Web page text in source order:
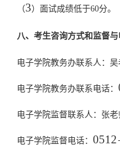
（3）面试成绩低于60分。
八、考生咨询方式和监督
电子学院教务办联系人： 吴
电子学院教务办联系电话：
电子学院监督联系人：张老
电子学院监督电话： 0512